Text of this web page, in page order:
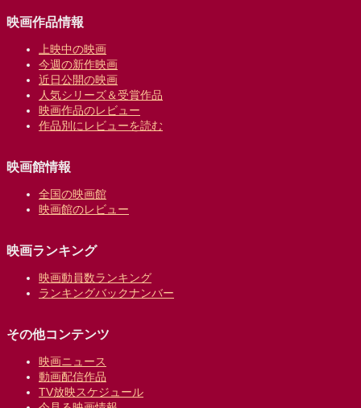
映画作品情報
上映中の映画
今週の新作映画
近日公開の映画
人気シリーズ＆受賞作品
映画作品のレビュー
作品別にレビューを読む
映画館情報
全国の映画館
映画館のレビュー
映画ランキング
映画動員数ランキング
ランキングバックナンバー
その他コンテンツ
映画ニュース
動画配信作品
TV放映スケジュール